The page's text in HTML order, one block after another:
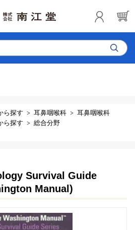
ら探す 耳鼻咽喉科
耳鼻咽喉科
ら探す
総合分野
Survival Guide
Manual)